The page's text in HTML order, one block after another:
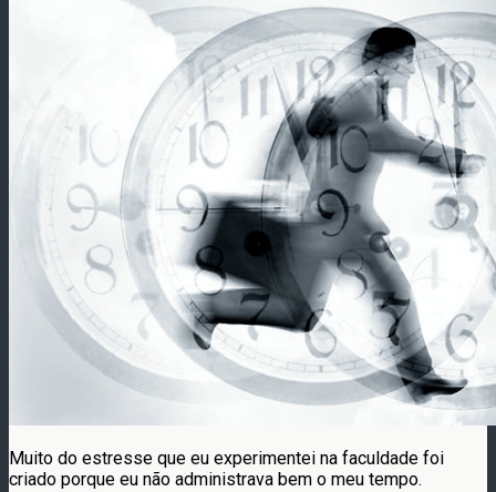
Muito do estresse que eu experimentei na faculdade foi
criado porque eu não administrava bem o meu tempo.